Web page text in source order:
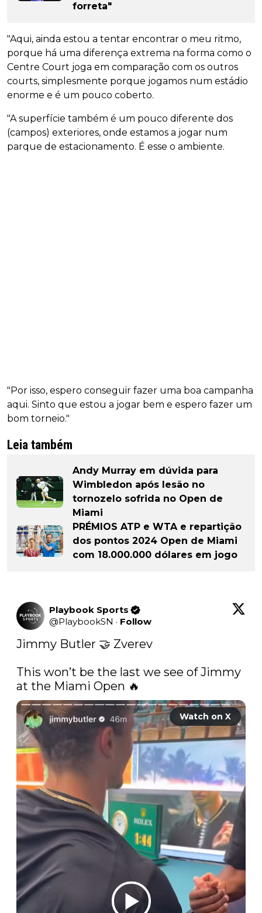
forreta"
"Aqui, ainda estou a tentar encontrar o meu ritmo,
porque há uma diferença extrema na forma como o
Centre Court joga em comparação com os outros
courts, simplesmente porque jogamos num estádio
enorme e é um pouco coberto.
"A superfície também é um pouco diferente dos
(campos) exteriores, onde estamos a jogar num
parque de estacionamento. É esse o ambiente.
"Por isso, espero conseguir fazer uma boa campanha
aqui. Sinto que estou a jogar bem e espero fazer um
bom torneio."
Leia também
Andy Murray em dúvida para
Wimbledon após lesão no
tornozelo sofrida no Open de
Miami
PRÉMIOS ATP e WTA e repartição
dos pontos 2024 Open de Miami
com 18.000.000 dólares em jogo
Playbook Sports
@PlaybookSN · Follow
Jimmy Butler 🤝 Zverev
This won’t be the last we see of Jimmy
at the Miami Open 🔥
Watch on X